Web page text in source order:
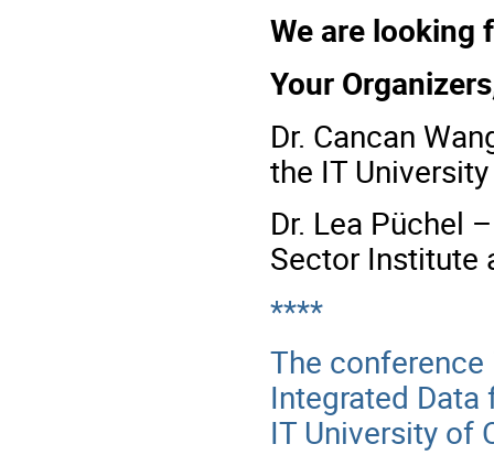
We are looking
Your
Dr. Cancan
the IT
Dr. Lea Püchel
Sector Institute
****
The
Integrated Data
IT University of